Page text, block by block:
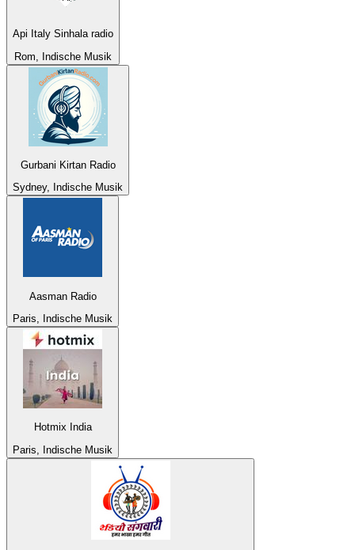
Api Italy Sinhala radio
Rom, Indische Musik
Gurbani Kirtan Radio
Sydney, Indische Musik
Aasman Radio
Paris, Indische Musik
Hotmix India
Paris, Indische Musik